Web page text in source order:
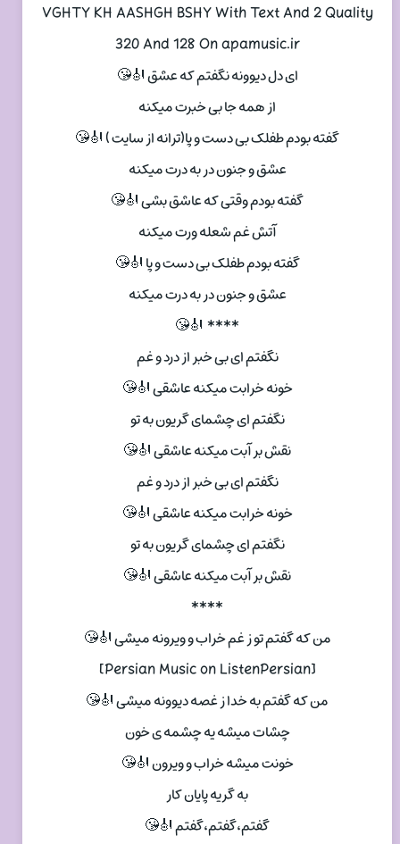
VGHTY KH AASHGH BSHY With Text And 2 Quality
320 And 128 On apamusic.ir
ای دل دیوونه نگفتم که عشق 🎻😘
از همه جا بی خبرت میکنه
گفته بودم طفلک بی دست و پا(ترانه از سایت ) 🎻😘
عشق و جنون در به درت میکنه
گفته بودم وقتی که عاشق بشی 🎻😘
آتش غم شعله ورت میکنه
گفته بودم طفلک بی دست و پا 🎻😘
عشق و جنون در به درت میکنه
**** 🎻😘
نگفتم ای بی خبر از درد و غم
خونه خرابت میکنه عاشقی 🎻😘
نگفتم ای چشمای گریون به تو
نقش بر آبت میکنه عاشقی 🎻😘
نگفتم ای بی خبر از درد و غم
خونه خرابت میکنه عاشقی 🎻😘
نگفتم ای چشمای گریون به تو
نقش بر آبت میکنه عاشقی 🎻😘
****
من که گفتم تو ز غم خراب و ویرونه میشی 🎻😘
[Persian Music on ListenPersian]
من که گفتم به خدا ز غصه دیوونه میشی 🎻😘
چشات میشه یه چشمه ی خون
خونت میشه خراب و ویرون 🎻😘
به گریه پایان کار
گفتم،گفتم،گفتم 🎻😘